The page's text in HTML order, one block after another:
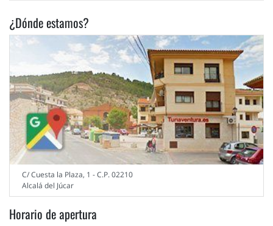
¿Dónde estamos?
C/ Cuesta la Plaza, 1 - C.P. 02210
Alcalá del Júcar
Horario de apertura